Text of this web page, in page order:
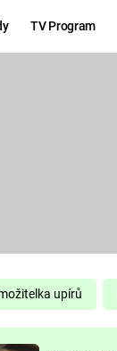
TV Program
upírů